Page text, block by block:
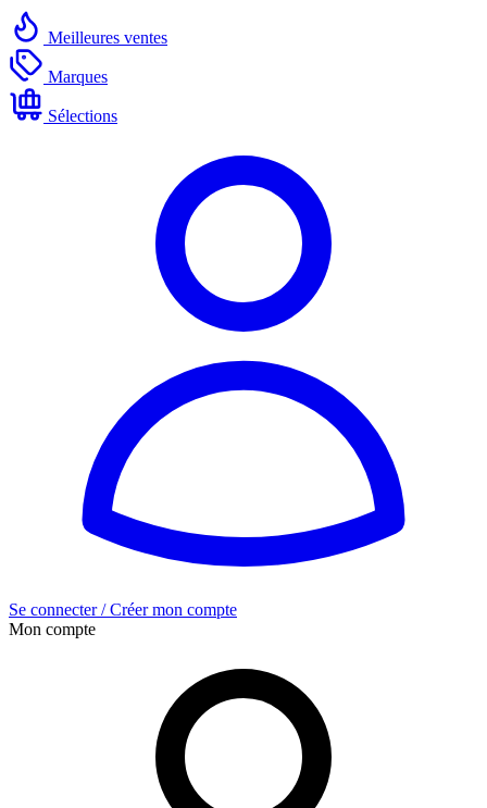
Meilleures ventes
Marques
Sélections
Se connecter / Créer mon compte
Mon compte